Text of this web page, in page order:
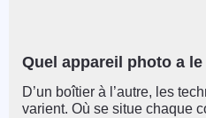
Quel appareil photo a
D’un boîtier à l’autre, les
varient. Où se situe chaque